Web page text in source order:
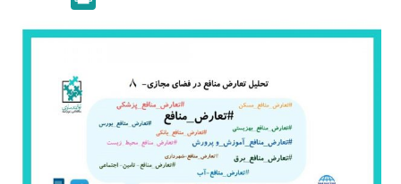
L
n
k
e
l
e
r
a
i
t